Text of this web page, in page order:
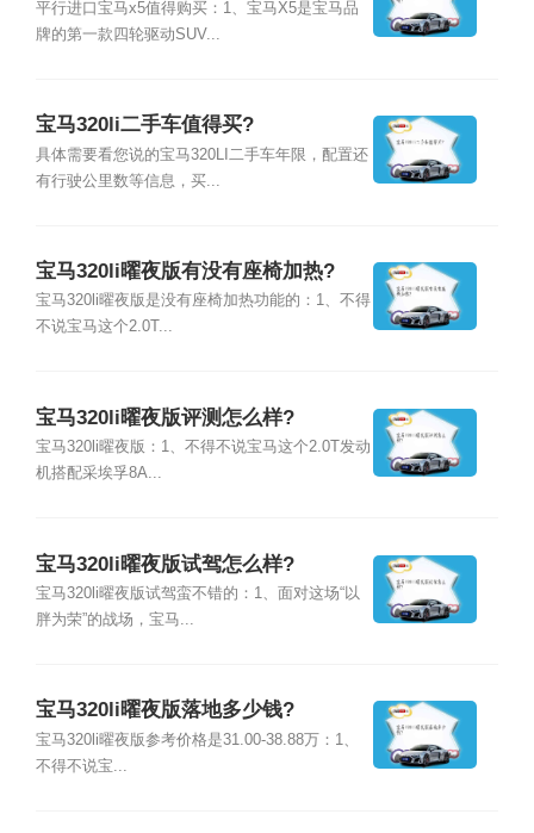
平行进口宝马x5值得购买：1、宝马X5是宝马品
牌的第一款四轮驱动SUV...
宝马320li二手车值得买?
具体需要看您说的宝马320LI二手车年限，配置还
有行驶公里数等信息，买...
宝马320li曜夜版有没有座椅加热?
宝马320li曜夜版是没有座椅加热功能的：1、不得
不说宝马这个2.0T...
宝马320li曜夜版评测怎么样?
宝马320li曜夜版：1、不得不说宝马这个2.0T发动
机搭配采埃孚8A...
宝马320li曜夜版试驾怎么样?
宝马320li曜夜版试驾蛮不错的：1、面对这场“以
胖为荣”的战场，宝马...
宝马320li曜夜版落地多少钱?
宝马320li曜夜版参考价格是31.00-38.88万：1、
不得不说宝...